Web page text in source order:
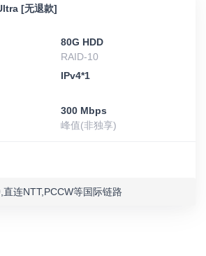
[无退款]
80G HDD
RAID-10
IPv4*1
300 Mbps
峰值(非独享)
直连NTT,PCCW等国际链路